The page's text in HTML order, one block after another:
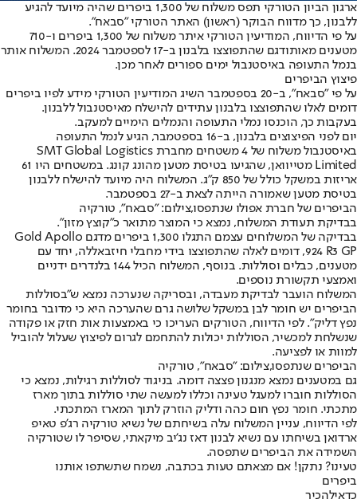
ארגון הביון הטורקי תפס משלוח של 1,300 ביפרים שהיה מיועד להגיע
ללבנון, כך מדווח הבוקר (ראשון) האתר הטורקי ״סבאח״.
על פי הדיווח, המודיעין הטורקי איתר משלוח של 1,300 ביפרים ו-710
מטענים מאותודגם שהתפוצצו בלבנון ב-17 לספטמבר 2024
. המשלוח אותר
בנמל התעופה באיסטנבול ימים ספורים לאחר מכן.
פיצוץ הביפרים
על פי ״סבאח״, ב-20 בספטמבר השיג המודיעין הטורקי מידע לפיו ביפרים
דומים לאלו שהתפוצצו בלבנון עתידים להישלח מאיסטנבול ללבנון.
בעקבות כך, הוכנסו נמלי התעופה והנמלים הימיים למעקב.
יום לפני הפיצוצים בלבנון, ב-16 בספטמבר, הגיע לנמל התעופה
באיסטנבול משלוח של 4 משטחים מחברת SMT Global Logistics
Limited מטייוואן, שהגיעו בטיסת מטען מהונג קונג. במשטחים היו 61
אריזות במשקל כולל של 850 ק״ג. המשלוח היה מיועד להישלח ללבנון
בטיסת מטען שאמורה הייתה לצאת ב-27 בספטמבר.
הביפרים של חברת אפולו שנתפסו,צילום: "סבאח", טורקיה
בבדיקת תעודת המשלוח, נמצא כי המוצר מתואר כ״קוצץ מזון״.
בבדיקה של המשלוחים עצמם התגלו 1,300 ביפרים מדגם Gold Apollo
924 R3 GP, דומים לאלה שהתפוצצו בידי מחבלי חיזבאללה, יחד עם
מטענים, כבלים וסוללות. בנוסף, המשלוח הכיל 144 בלנדרים ידניים
ואמצעי תקשורת נוספים.
המשלוח הועבר לבדיקת מעבדה, ובסריקה שנערכה נמצא ש"בסוללות
הביפרים יש חומר לבן במשקל שלושה גרם שהערכה היא כי מדובר בחומר
נפץ דליק". לפי הדיווח, הטורקים העריכו כי באמצעות אות חזק או פקודה
שנשלחת למכשיר, הסוללות יכולות להתחמם לגרום לפיצוץ שעלול להוביל
למוות או לפציעה.
הביפרים שנתפסו,צילום: "סבאח", טורקיה
גם במטענים נמצא מנגנון פצצה דומה. בניגוד לסוללות רגילות, נמצא כי
הסוללות חוברו למעגל טעינה וכללו למעשה שתי סוללות בתוך מארז
מתכתי. חומר נפץ חום כהה ודליק הוזרק לתוך המארז המתכתי.
לפי הדיווח, עניין המשלוח עלה בשיחתם של נשיא טורקיה רג'פ טאיפ
ארדואן בשיחתו עם נשיא לבנון דאז נג'יב מיקאתי, שסיפר לו שטורקיה
השמידה את הביפרים שתפסה.
טעינו? נתקן! אם מצאתם טעות בכתבה, נשמח שתשתפו אותנו
ביפרים
כדאילהכיר